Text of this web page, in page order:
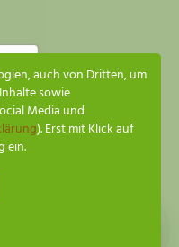
auch von Dritten, um
sowie
Media und
). Erst mit Klick auf
ein.
wie möglich
SENDEN